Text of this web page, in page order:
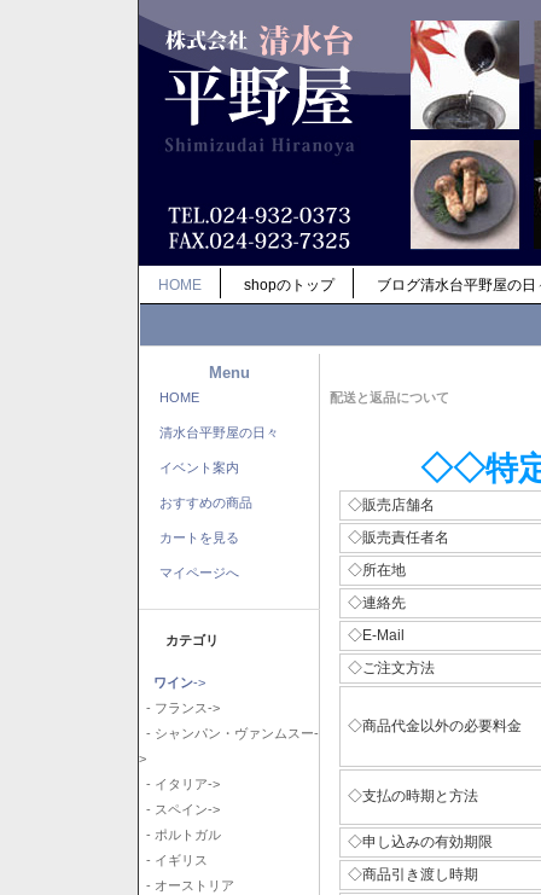
HOME shopのトップ ブログ清水台平野屋の日
Menu
HOME
清水台平野屋の日々
イベント案内
おすすめの商品
カートを見る
マイページへ
カテゴリ
ワイン->
- フランス->
- シャンパン・ヴァンムスー-
>
- イタリア->
- スペイン->
- ポルトガル
- イギリス
- オーストリア
配送と返品について
◇◇特
◇販売店舗名
◇販売責任者名
◇所在地
◇連絡先
◇E-Mail
◇ご注文方法
◇商品代金以外の必要料金
◇支払の時期と方法
◇申し込みの有効期限
◇商品引き渡し時期